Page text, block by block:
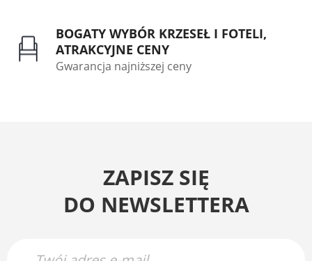
BOGATY WYBÓR KRZESEŁ I FOTELI,
ATRAKCYJNE CENY
Gwarancja najniższej ceny
ZAPISZ SIĘ
DO NEWSLETTERA